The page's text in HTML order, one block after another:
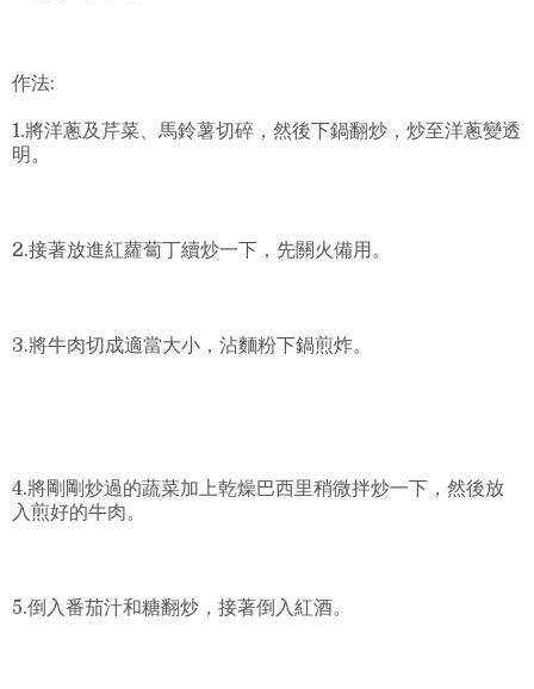
作法:
1.將洋蔥及芹菜、馬鈴薯切碎，然後下鍋翻炒，炒至洋蔥變透
明。
2.接著放進紅蘿蔔丁續炒一下，先關火備用。
3.將牛肉切成適當大小，沾麵粉下鍋煎炸。
4.將剛剛炒過的蔬菜加上乾燥巴西里稍微拌炒一下，然後放
入煎好的牛肉。
5.倒入番茄汁和糖翻炒，接著倒入紅酒。